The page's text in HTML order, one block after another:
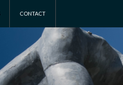
CONTACT